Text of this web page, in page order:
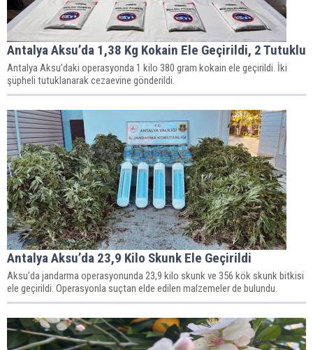
Antalya Aksu’da 1,38 Kg Kokain Ele Geçirildi, 2 Tutuklu
Antalya Aksu’daki operasyonda 1 kilo 380 gram kokain ele geçirildi. İki
şüpheli tutuklanarak cezaevine gönderildi.
Antalya Aksu’da 23,9 Kilo Skunk Ele Geçirildi
Aksu’da jandarma operasyonunda 23,9 kilo skunk ve 356 kök skunk bitkisi
ele geçirildi. Operasyonla suçtan elde edilen malzemeler de bulundu.